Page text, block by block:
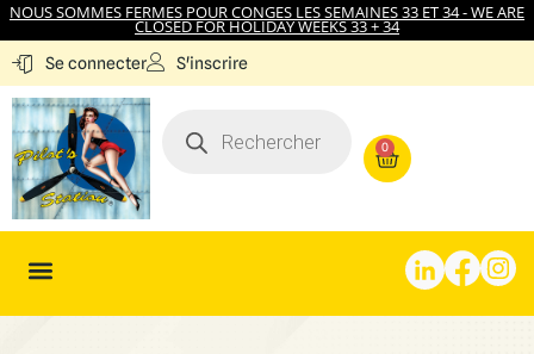
NOUS SOMMES FERMES POUR CONGES LES SEMAINES 33 ET 34 - WE ARE
CLOSED FOR HOLIDAY WEEKS 33 + 34
Se connecter S'inscrire
0